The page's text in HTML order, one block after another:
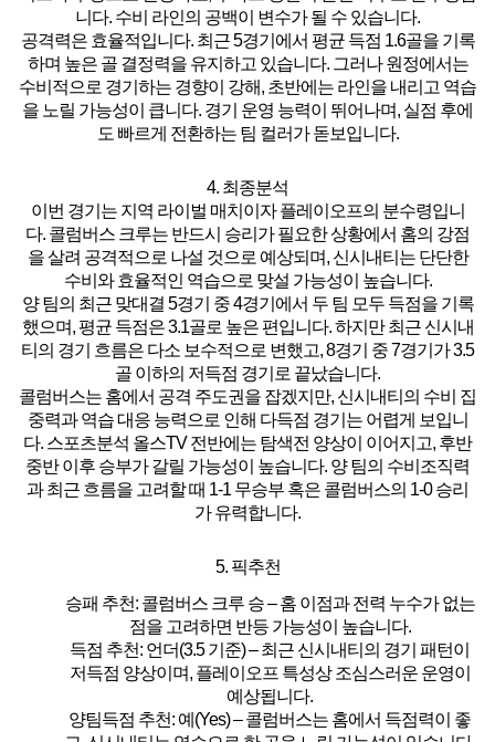
니다. 수비 라인의 공백이 변수가 될 수 있습니다.
공격력은 효율적입니다. 최근 5경기에서 평균 득점 1.6골을 기록
하며 높은 골 결정력을 유지 하고 있습니다. 그러나 원정에서는
수비적으로 경기하는 경향이 강해, 초반에는 라인을 내리고 역습
을 노릴 가능성이 큽니다. 경기 운영 능력이 뛰어나며, 실점 후에
도 빠르게 전환하는 팀 컬러가 돋보입니다.
4. 최종분석
이번 경기는 지역 라이벌 매치이자 플레이오프의 분수령입니
다. 콜럼버스 크루는 반드시 승리가 필요한 상황에서 홈의 강점
을 살려 공격적으로 나설 것으로 예상되며, 신시내티는 단단한
수비와 효율적인 역습으로 맞설 가능성이 높습니다.
양 팀의 최근 맞대결 5경기 중 4경기에서 두 팀 모두 득점을 기록
했으며, 평균 득점은 3.1골로 높은 편입니다. 하지만 최근 신시내
티의 경기 흐름은 다소 보수적으로 변했고, 8경기 중 7경기가 3.5
골 이하의 저득점 경기로 끝났습니다.
콜럼버스는 홈에서 공격 주도권을 잡겠지만, 신시내티의 수비 집
중력과 역습 대응 능력으로 인해 다득점 경기는 어렵게 보입니
다. 스포츠분석 올스TV 전반에는 탐색전 양상이 이어지고, 후반
중반 이후 승부가 갈릴 가능성이 높습니다. 양 팀의 수비조직력
과 최근 흐름을 고려할 때 1-1 무승부 혹은 콜럼버스의 1-0 승리
가 유력합니다.
5. 픽추천
승패 추천:콜럼버스 크루 승 – 홈 이점과 전력 누수가 없는
점을 고려하면 반등 가능성이 높습니다.
득점 추천: 언더(3.5 기준) – 최근 신시내티의 경기 패턴이
저득점 양상이며, 플레이오프 특성상 조심스러운 운영이
예상됩니다.
양팀득점 추천: 예(Yes) – 콜럼버스는 홈에서 득점력이 좋